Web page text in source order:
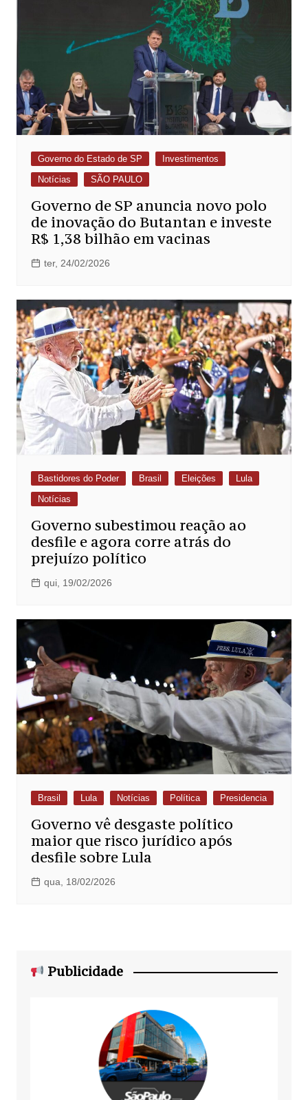
Governo do Estado de SP
Investimentos
Notícias
SÃO PAULO
Governo de SP anuncia novo polo
de inovação do Butantan e investe
R$ 1,38 bilhão em vacinas
ter, 24/02/2026
Bastidores do Poder Brasil Eleições
Lula
Notícias
Governo subestimou reação ao
desfile e agora corre atrás do
prejuízo político
qui, 19/02/2026
Brasil Lula Notícias Política Presidencia
Governo vê desgaste político
maior que risco jurídico após
desfile sobre Lula
qua, 18/02/2026
Publicidade